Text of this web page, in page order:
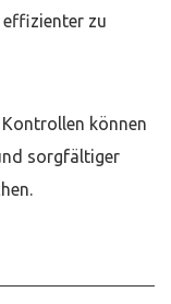
effizienter zu
können
sorgfältiger